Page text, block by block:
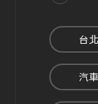
台
汽